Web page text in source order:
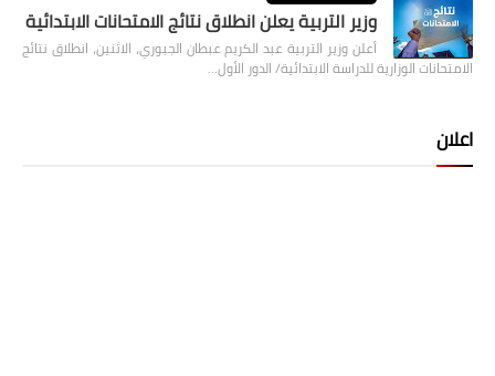
وزير التربية يعلن انطلاق نتائج الامتحانات الابتدائية
أعلن وزير التربية عبد الكريم عبطان الجبوري، الاثنين، انطلاق نتائج
الامتحانات الوزارية للدراسة الابتدائية/ الدور الأول…
اعلان